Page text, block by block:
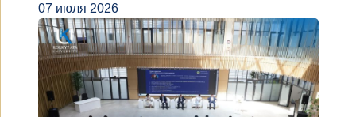
07 июля 2026